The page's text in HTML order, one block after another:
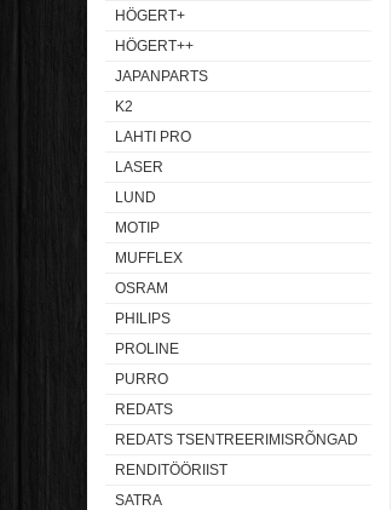
HÖGERT+
HÖGERT++
JAPANPARTS
K2
LAHTI PRO
LASER
LUND
MOTIP
MUFFLEX
OSRAM
PHILIPS
PROLINE
PURRO
REDATS
REDATS TSENTREERIMISRÕNGAD
RENDITÖÖRIIST
SATRA